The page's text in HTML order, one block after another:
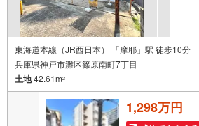
東海道本線（JR西日本） 「摩耶」駅 徒歩10分
兵庫県神戸市灘区篠原南町7丁目
土地42.61m2
1,298万円